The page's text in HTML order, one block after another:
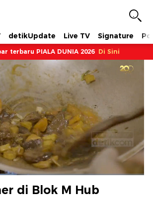
detikUpdate Live TV Signature
terbaru PIALA DUNIA 2026 Di Sini
Suara
Hidup
di Blok M Hub